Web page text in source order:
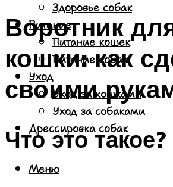
Здоровье собак
Питание
Питание кошек
Питание собак
Уход
Уход за кошками
Уход за собаками
Дрессировка собак
Меню
Воротник
кошки: как
своими
Что это такое?